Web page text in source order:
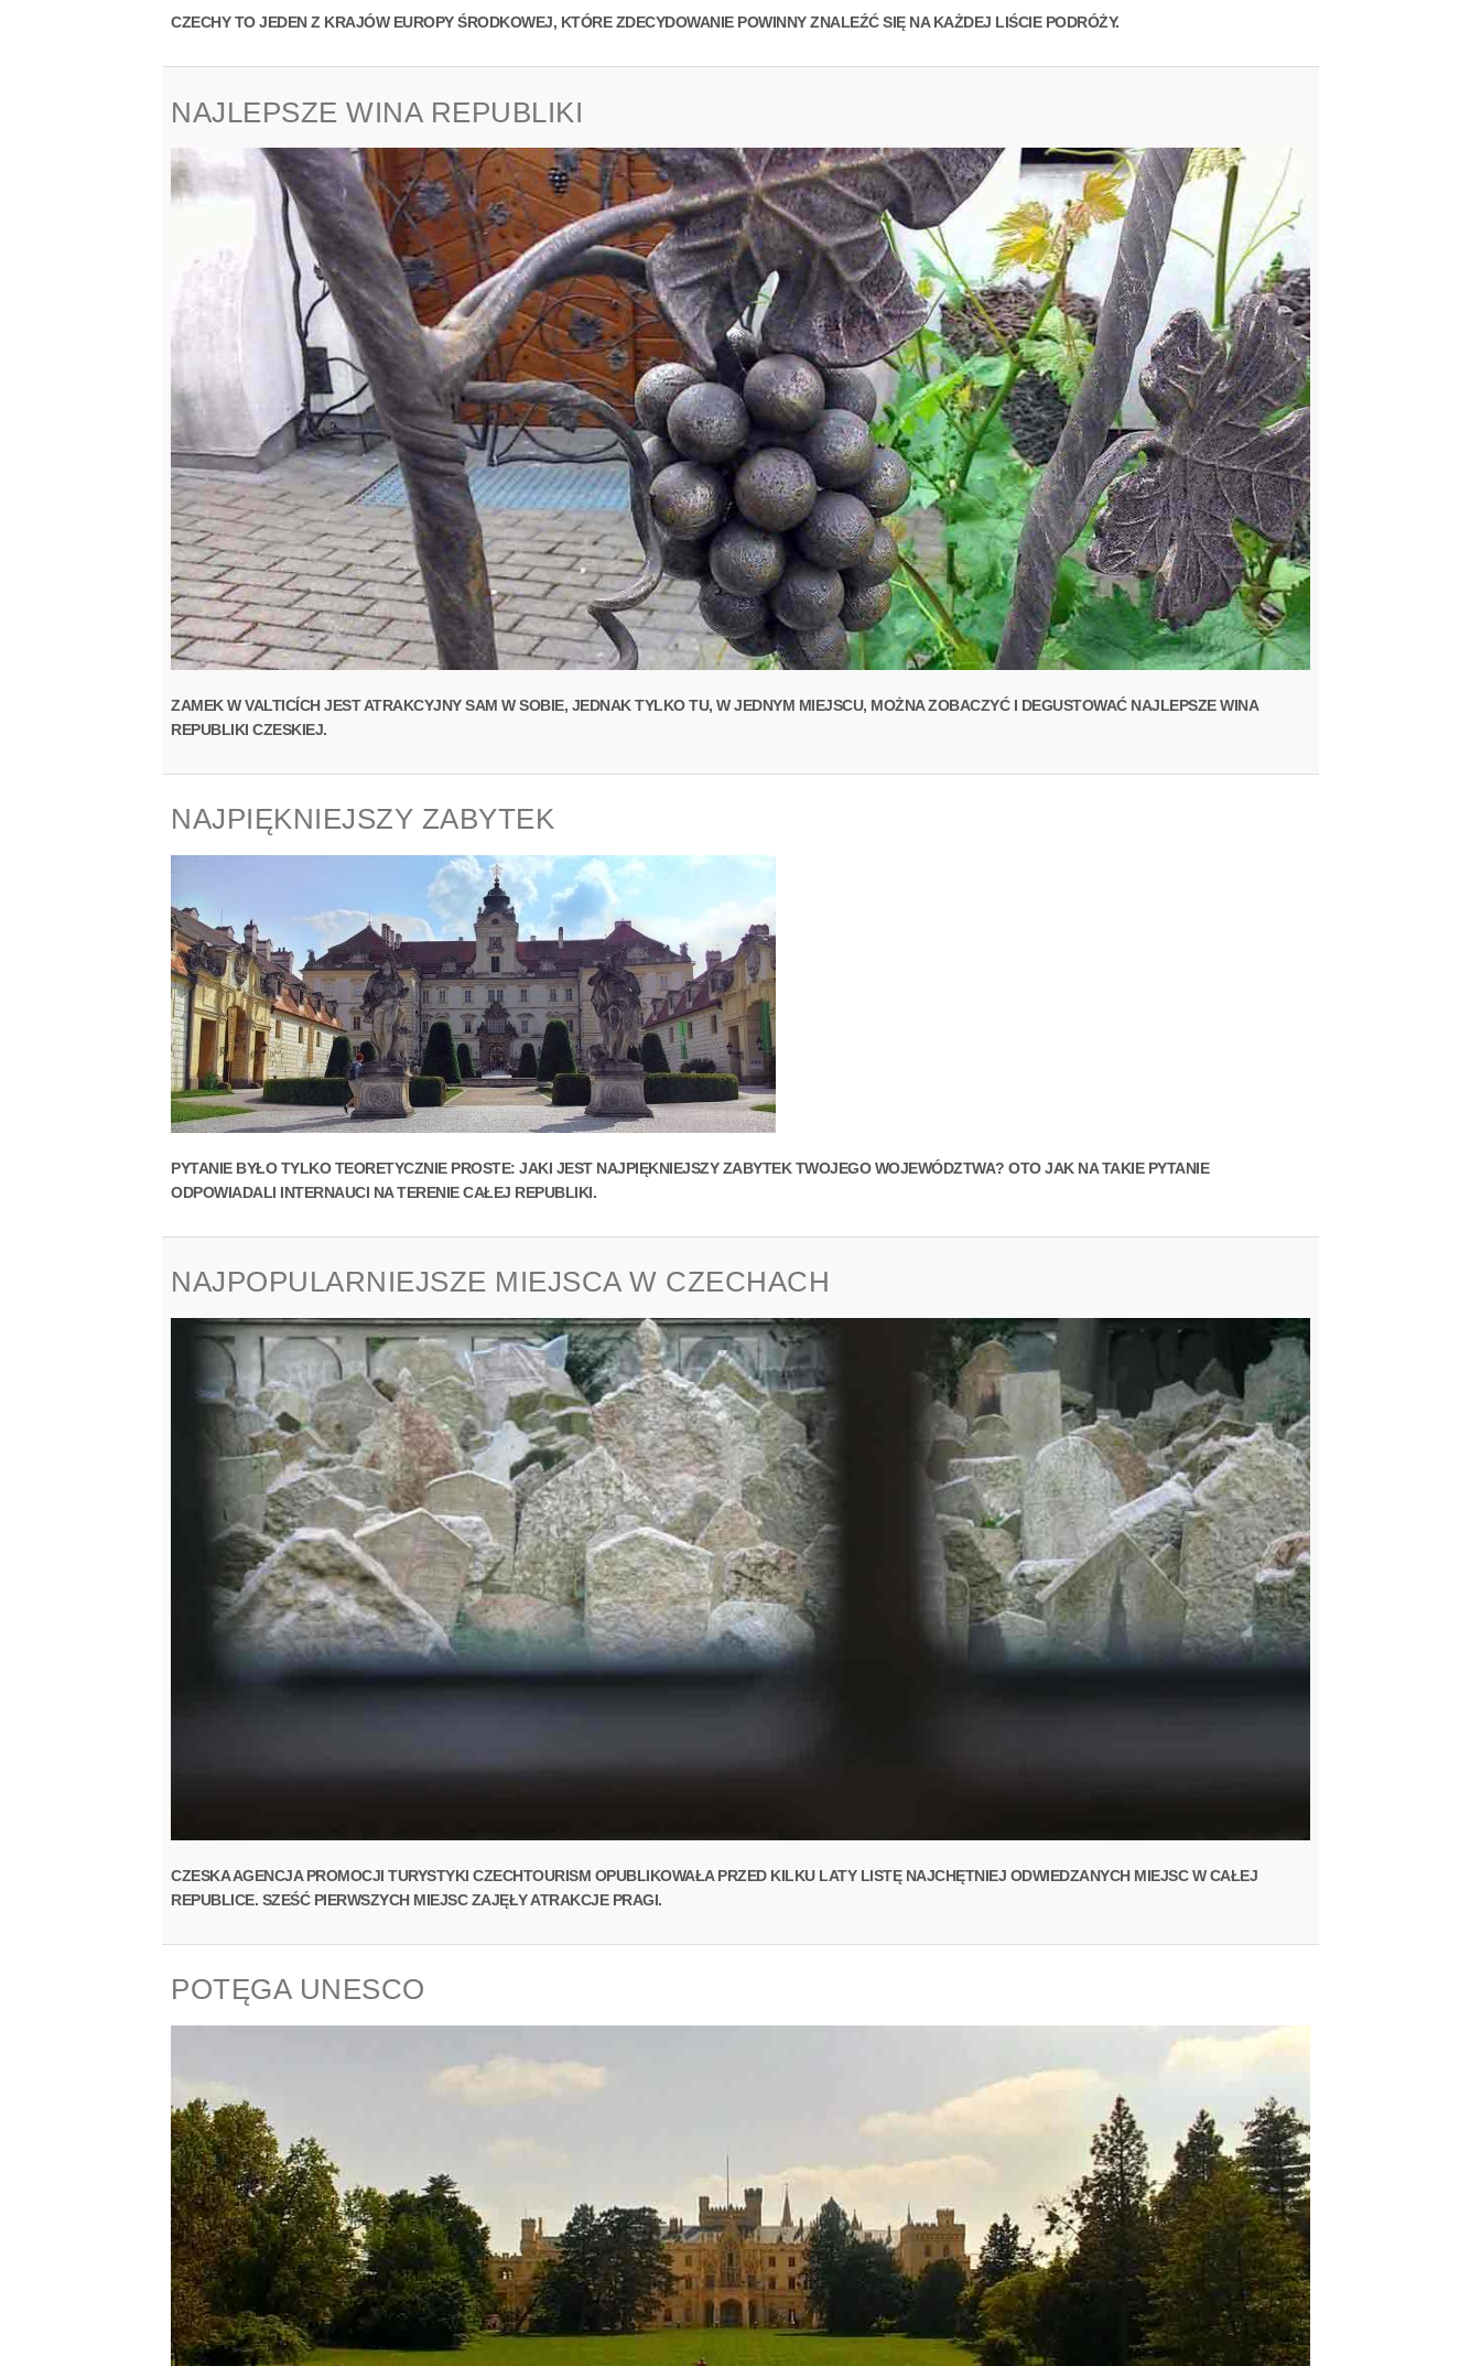
CZECHY TO JEDEN Z KRAJÓW EUROPY ŚRODKOWEJ, KTÓRE ZDECYDOWANIE POWINNY ZNALEŹĆ SIĘ NA KAŻDEJ LIŚCIE PODRÓŻY.
NAJLEPSZE WINA REPUBLIKI
ZAMEK W VALTICÍCH JEST ATRAKCYJNY SAM W SOBIE, JEDNAK TYLKO TU, W JEDNYM MIEJSCU, MOŻNA ZOBACZYĆ I DEGUSTOWAĆ NAJLEPSZE WINA
REPUBLIKI CZESKIEJ.
NAJPIĘKNIEJSZY ZABYTEK
PYTANIE BYŁO TYLKO TEORETYCZNIE PROSTE: JAKI JEST NAJPIĘKNIEJSZY ZABYTEK TWOJEGO WOJEWÓDZTWA? OTO JAK NA TAKIE PYTANIE
ODPOWIADALI INTERNAUCI NA TERENIE CAŁEJ REPUBLIKI.
NAJPOPULARNIEJSZE MIEJSCA W CZECHACH
CZESKA AGENCJA PROMOCJI TURYSTYKI CZECHTOURISM OPUBLIKOWAŁA PRZED KILKU LATY LISTĘ NAJCHĘTNIEJ ODWIEDZANYCH MIEJSC W CAŁEJ
REPUBLICE. SZEŚĆ PIERWSZYCH MIEJSC ZAJĘŁY ATRAKCJE PRAGI.
POTĘGA UNESCO